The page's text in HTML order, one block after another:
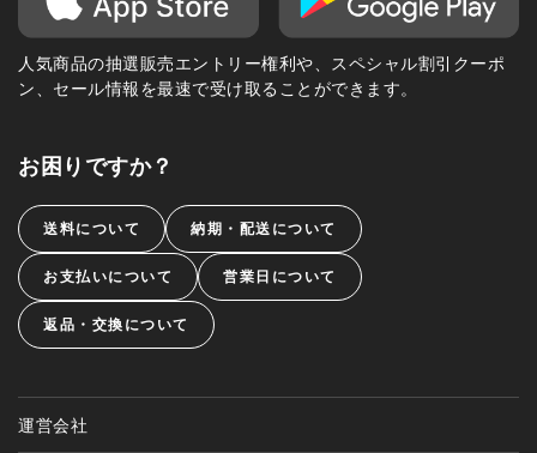
人気商品の抽選販売エントリー権利や、スペシャル割引クーポ
ン、セール情報を最速で受け取ることができます。
お困りですか？
送料について 納期・配送について
お支払いについて 営業日について
返品・交換について
運営会社